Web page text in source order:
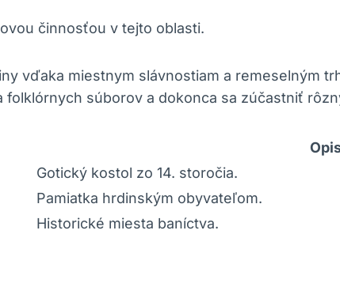
činnosťou v tejto oblasti.
vďaka miestnym slávnostiam a remeselným
súborov a dokonca sa zúčastniť
Gotický kostol zo 14. storočia.
Pamiatka hrdinským obyvateľom.
Historické miesta baníctva.